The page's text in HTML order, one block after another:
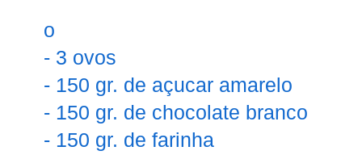
o
- 3 ovos
- 150 gr. de açucar amarelo
- 150 gr. de chocolate branco
- 150 gr. de farinha